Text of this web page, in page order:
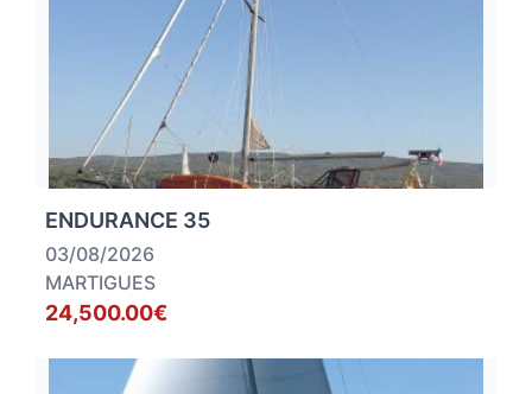
ENDURANCE 35
03/08/2026
MARTIGUES
24,500.00€